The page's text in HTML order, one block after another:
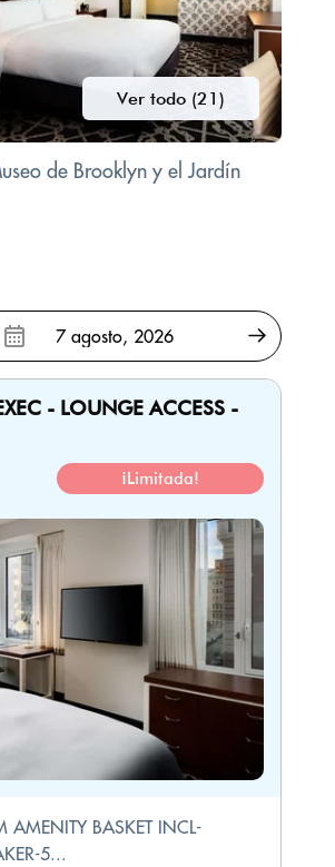
Ver todo (21)
de Brooklyn y el Jardín
- LOUNGE ACCESS -
¡Limitada!
AMENITY BASKET INCL-
5...